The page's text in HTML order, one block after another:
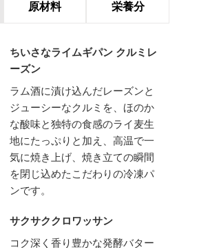
原材料 栄養分
ちいさなライムギパン クルミレ
ーズン
ラム酒に漬け込んだレーズンと
ジューシーなクルミを、ほのか
な酸味と独特の食感のライ麦生
地にたっぷりと加え、高温で一
気に焼き上げ、焼き立ての瞬間
を閉じ込めたこだわりの冷凍パ
ンです。
サクサククロワッサン
コク深く香り豊かな発酵バター